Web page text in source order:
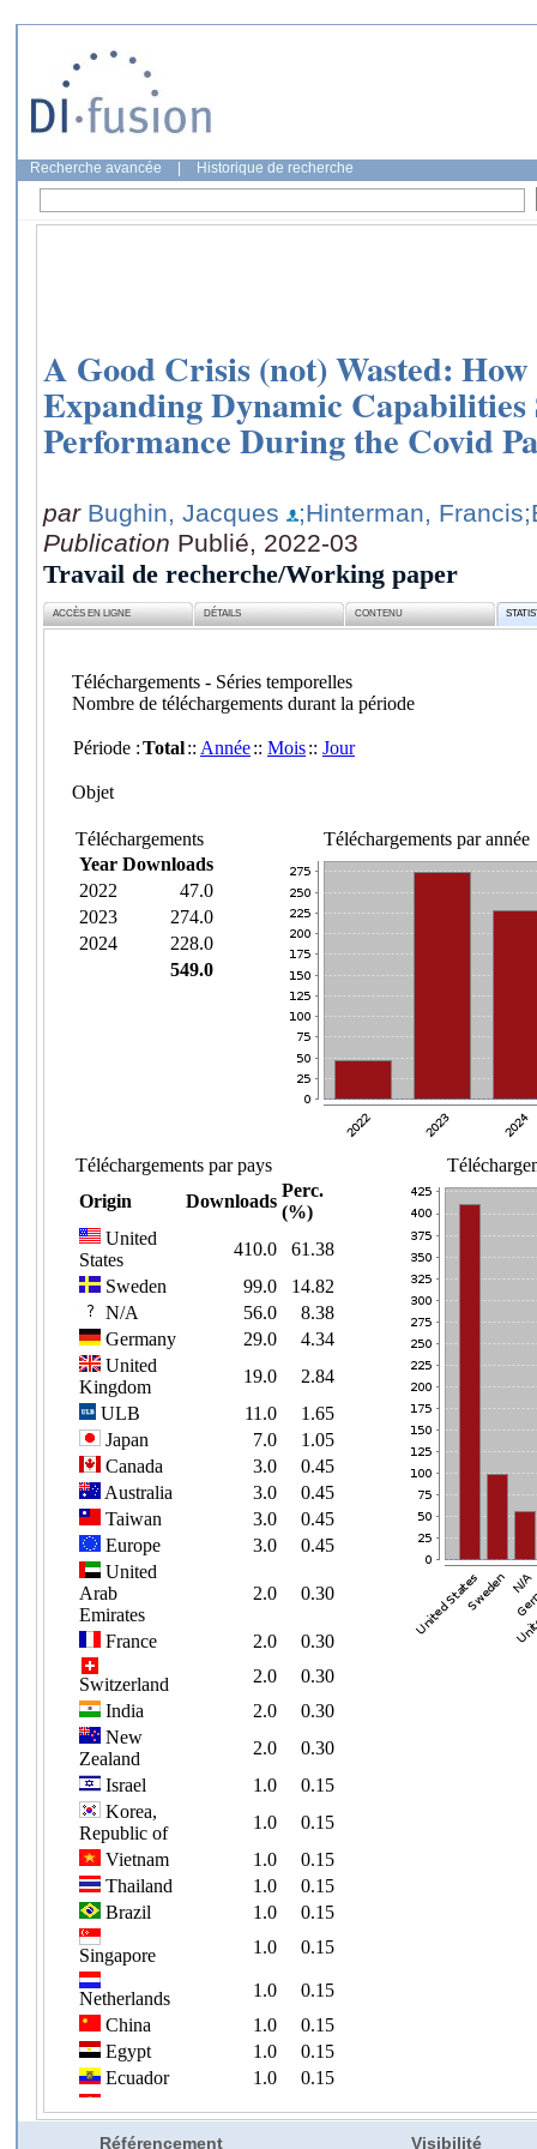
Recherche avancée Historique de recherche
A Good Crisis (not) Wasted:
Expanding Dynamic
Performance During the Covid
par Bughin, Jacques ;Hinterman, Francis
Publication Publié, 2022-03
Travail de recherche/Working paper
ACCÈS EN LIGNE DÉTAILS CONTENU
Référencement Visibilité